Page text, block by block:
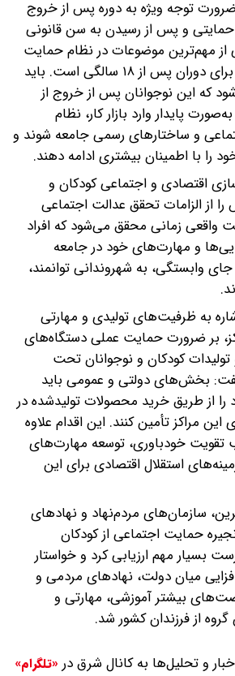
توجه ویژه به دوره پس از خروج
حمایتی و پس از رسیدن به سن قانونی
از مهم‌ترین موضوعات در نظام حمایت
اجتماعی، برنامه‌ریزی برای دوران پس از ۱۸ سالگی است. باید
که این نوجوانان پس از خروج از
پایدار وارد بازار کار، نظام
و ساختارهای رسمی جامعه شوند و
را با اطمینان بیشتری ادامه دهند.
اقتصادی و اجتماعی کودکان و
از الزامات تحقق عدالت اجتماعی
واقعی زمانی محقق می‌شود که افراد
و مهارت‌های خود در جامعه
وابستگی، به شهروندانی توانمند،
به ظرفیت‌های تولیدی و مهارتی
بر ضرورت حمایت عملی دستگاه‌های
کودکان و نوجوانان تحت
بخش‌های دولتی و عمومی باید
از طریق خرید محصولات تولیدشده در
مراکز تأمین کنند. این اقدام علاوه
تقویت خودباوری، توسعه مهارت‌های
استقلال اقتصادی برای این
سازمان‌های مردم‌نهاد و نهادهای
حمایت اجتماعی از کودکان
بسیار مهم ارزیابی کرد و خواستار
میان دولت، نهادهای مردمی و
بیشتر آموزشی، مهارتی و
از فرزندان کشور شد.
و تحلیل‌ها به کانال شرق در «تلگرام»